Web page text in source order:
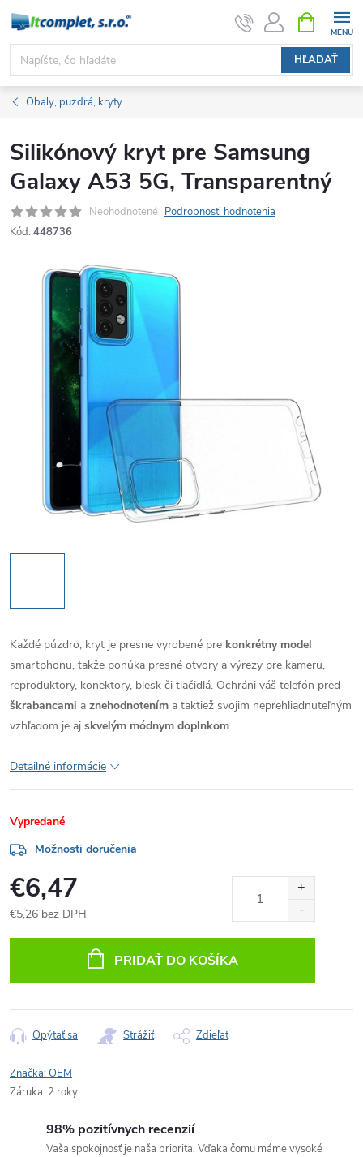
Prejsť
obsah
HĽADAŤ
KOŠÍK
Obaly, puzdrá, kryty
Silikónový kryt pre Samsung
Galaxy A53 5G, Transparentný
Neohodnotené Podrobnosti hodnotenia
Kód: 448736
Každé púzdro, kryt je presne vyrobené pre konkrétny model
smartphonu, takže ponúka presné otvory a výrezy pre kameru,
reproduktory, konektory, blesk či tlačidlá. Ochráni váš telefón pred
škrabancami a znehodnotením a taktiež svojim neprehliadnuteľným
vzhľadom je aj skvelým módnym doplnkom.
Detailné informácie
Vypredané
Možnosti doručenia
€6,47
€5,26 bez DPH
PRIDAŤ DO KOŠÍKA
Opýtať sa Strážiť Zdieľať
Značka:OEM
Záruka: 2 roky
98% pozitívnych recenzií
Vaša spokojnosť je naša priorita. Vďaka čomu máme vysoké